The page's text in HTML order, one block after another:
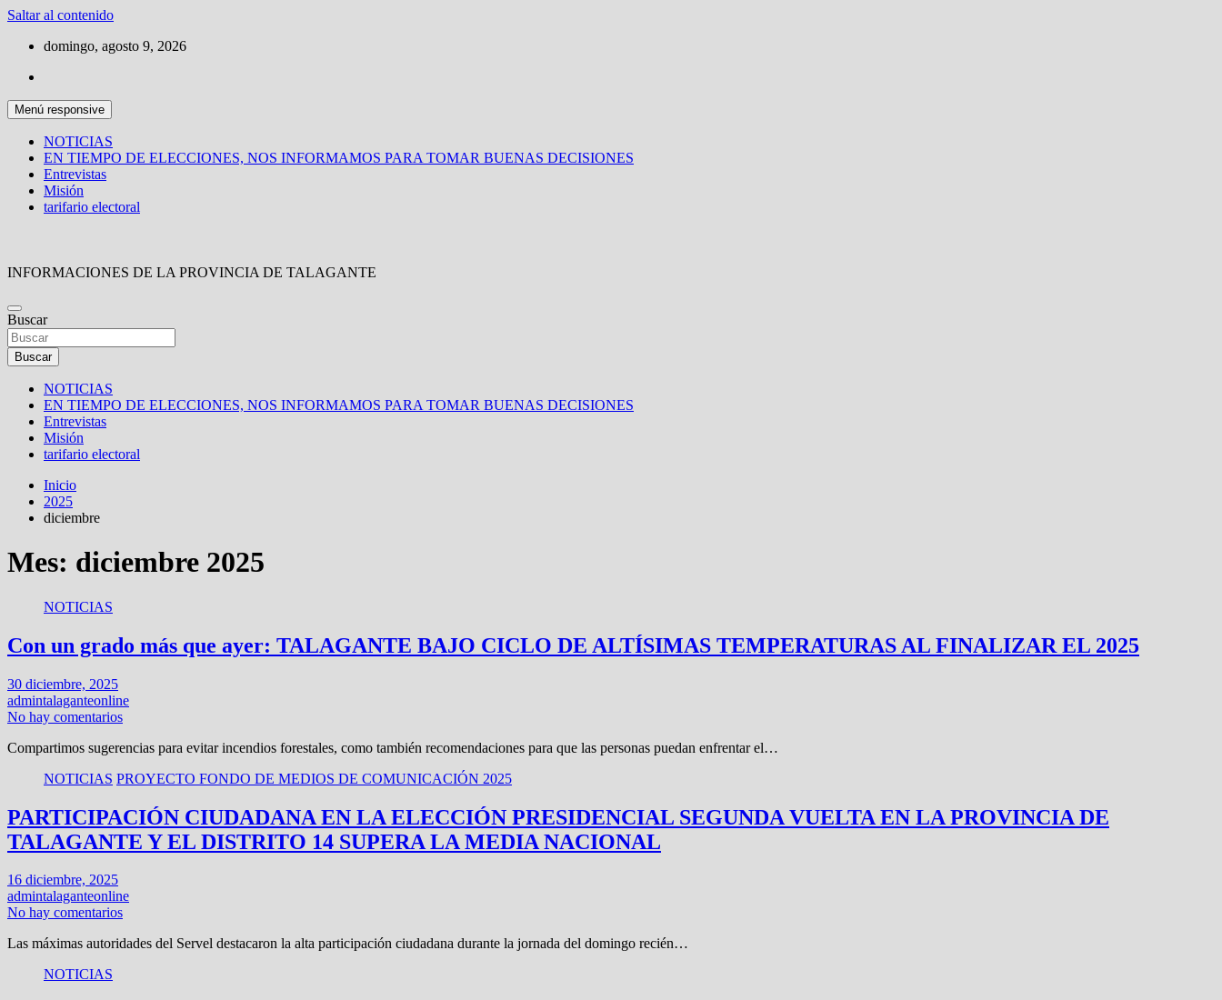
Saltar al contenido
domingo, agosto 9, 2026
Menú responsive
NOTICIAS
EN TIEMPO DE ELECCIONES, NOS INFORMAMOS PARA TOMAR BUENAS DECISIONES
Entrevistas
Misión
tarifario electoral
INFORMACIONES DE LA PROVINCIA DE TALAGANTE
Buscar
Buscar
NOTICIAS
EN TIEMPO DE ELECCIONES, NOS INFORMAMOS PARA TOMAR BUENAS DECISIONES
Entrevistas
Misión
tarifario electoral
Inicio
2025
diciembre
Mes: diciembre 2025
NOTICIAS
Con un grado más que ayer: TALAGANTE BAJO CICLO DE ALTÍSIMAS TEMPERATURAS AL FINALIZAR EL 2025
30 diciembre, 2025
admintalaganteonline
No hay comentarios
Compartimos sugerencias para evitar incendios forestales, como también recomendaciones para que las personas puedan enfrentar el…
NOTICIAS PROYECTO FONDO DE MEDIOS DE COMUNICACIÓN 2025
PARTICIPACIÓN CIUDADANA EN LA ELECCIÓN PRESIDENCIAL SEGUNDA VUELTA EN LA PROVINCIA DE
TALAGANTE Y EL DISTRITO 14 SUPERA LA MEDIA NACIONAL
16 diciembre, 2025
admintalaganteonline
No hay comentarios
Las máximas autoridades del Servel destacaron la alta participación ciudadana durante la jornada del domingo recién…
NOTICIAS